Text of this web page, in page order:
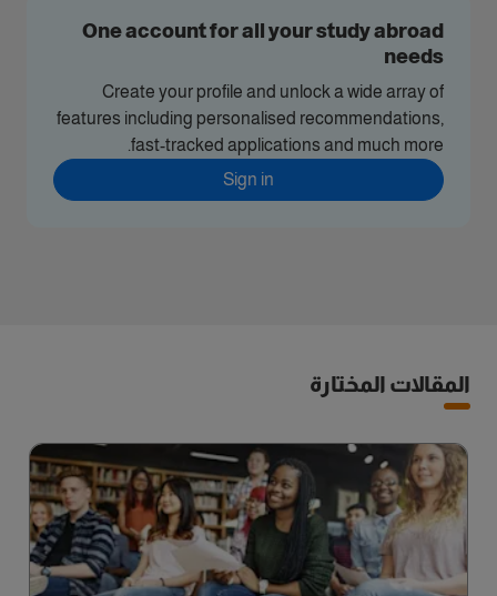
One account for all your study abroad
needs
Create your profile and unlock a wide array of
features including personalised recommendations,
fast-tracked applications and much more.
Sign in
المقالات المختارة